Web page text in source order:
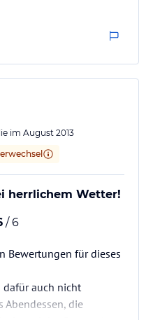
sehr hellhörig.
und die Auswahl
angereichert. Und das
und zuvorkommend.
oder andere. Zum
ein Kofferständer.
im August 2013
herrlichem Wetter!
/ 6
Bewertungen für dieses
dafür auch nicht
Abendessen, die